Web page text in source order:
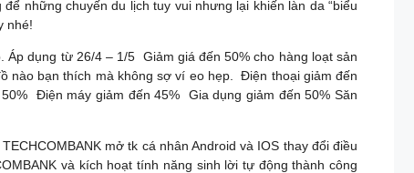
những chuyến du lịch tuy vui nhưng lại khiến làn da “biểu
nhé!
dụng từ 26/4 – 1/5 ️ Giảm giá đến 50% cho hàng loạt sản
nào bạn thích mà không sợ ví eo hẹp. ️ Điện thoại giảm đến
Điện máy giảm đến 45% ️ Gia dụng giảm đến 50% Săn
mở tk cá nhân Android và IOS thay đổi điều
và kích hoạt tính năng sinh lời tự động thành công